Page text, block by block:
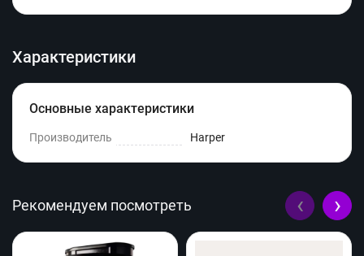
Характеристики
Основные характеристики
Производитель Harper
Рекомендуем посмотреть ‹ ›